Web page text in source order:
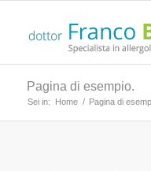
Pagina di esempio.
Sei in: Home / Pagina di